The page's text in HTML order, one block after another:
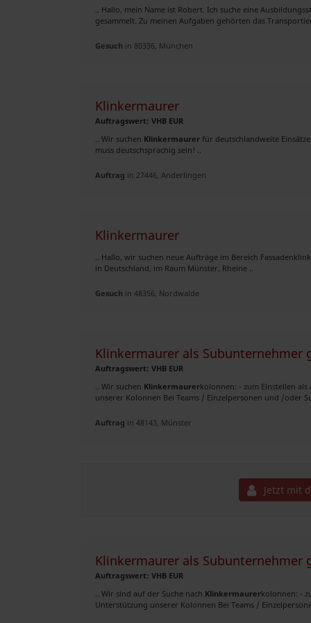
.. Hallo, mein Name ist Robert. Ich suche eine
gesammelt. Zu meinen Aufgaben gehörten das
Gesuch in 80336, München
Klinkermaurer
Auftragswert: VHB EUR
.. Wir suchen Klinkermaurer für deutschlandweite
muss deutschsprachig sein! ..
Auftrag in 27446, Anderlingen
Klinkermaurer
.. Hallo, wir suchen neue Aufträge im Bereich
in Deutschland, im Raum Münster, Rheine ..
Gesuch in 48356, Nordwalde
Klinkermaurer als
Auftragswert: VHB EUR
.. Wir suchen Klinkermaurerkolonnen: - zum Einstellen
unserer Kolonnen Bei Teams / Einzelpersonen und /oder
Auftrag in 48143, Münster
Jetzt mit
Klinkermaurer als
Auftragswert: VHB EUR
.. Wir sind auf der Suche nach Klinkermaurerkolonnen: -
Unterstützung unserer Kolonnen Bei Teams /